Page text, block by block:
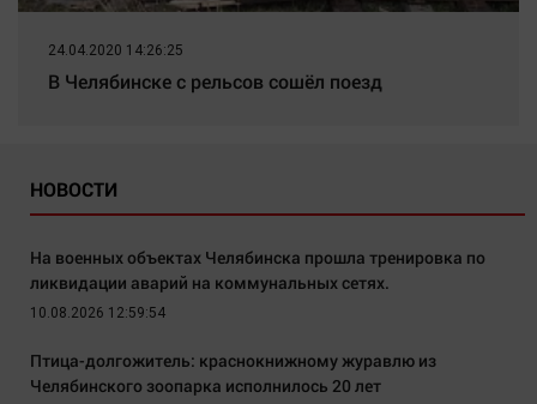
24.04.2020 14:26:25
В Челябинске с рельсов сошёл поезд
НОВОСТИ
На военных объектах Челябинска прошла тренировка по
ликвидации аварий на коммунальных сетях.
10.08.2026 12:59:54
Птица-долгожитель: краснокнижному журавлю из
Челябинского зоопарка исполнилось 20 лет